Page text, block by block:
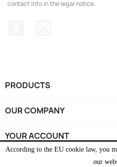
According to the EU cookie law, you
our
contact info in the legal notice.
PRODUCTS
OUR COMPANY
YOUR ACCOUNT